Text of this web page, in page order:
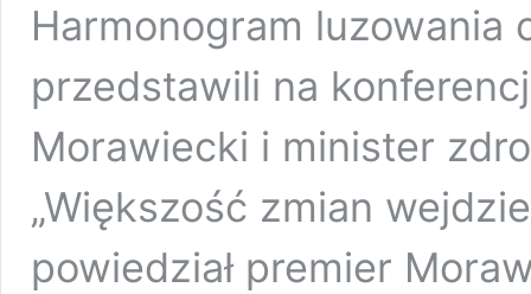
Harmonogram
przedstawili na
Morawiecki i minister
„Większość zmian
powiedział premier